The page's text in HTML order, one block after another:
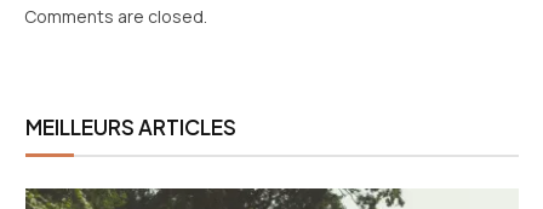
Comments are closed.
MEILLEURS ARTICLES